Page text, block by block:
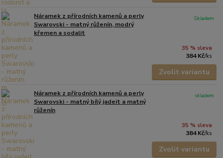
Náramek z přírodních kamenů a perly
Swarovski - matný růženín, modrý
křemen a sodalit
35 % sleva
384 Kč/ks
Skladem
Zvolit variantu
Náramek z přírodních kamenů a perly
Swarovski - matný bílý jadeit a matný
růženín
35 % sleva
384 Kč/ks
skladem
Zvolit variantu